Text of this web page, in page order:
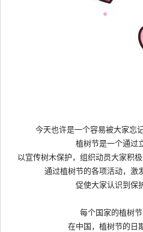
今天也许是一个容易被大家忘
植树节是一个通过
以宣传树木保护，组织动员大家积
通过植树节的各项活动，激
促使大家认识到保
每个国家的植树
在中国，植树节的日